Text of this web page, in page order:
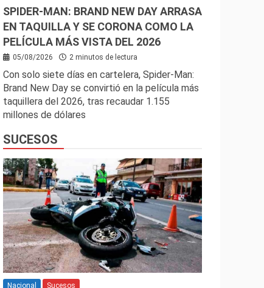
SPIDER-MAN: BRAND NEW DAY ARRASA
EN TAQUILLA Y SE CORONA COMO LA
PELÍCULA MÁS VISTA DEL 2026
05/08/2026 2 minutos de lectura
Con solo siete días en cartelera, Spider-Man:
Brand New Day se convirtió en la película más
taquillera del 2026, tras recaudar 1.155
millones de dólares
SUCESOS
Nacional Sucesos